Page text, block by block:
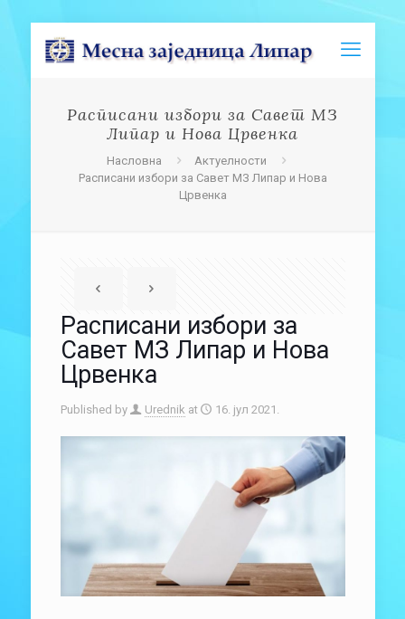
Расписани избори за Савет МЗ
Липар и Нова Црвенка
Насловна
Актуелности
Расписани избори за Савет МЗ Липар и Нова
Црвенка
Расписани избори за
Савет МЗ Липар и Нова
Црвенка
Published by Urednik at 16. јул 2021.